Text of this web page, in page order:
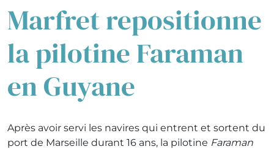
Marfret repositionne
la pilotine Faraman
en Guyane
Après avoir servi les navires qui entrent et sortent du
port de Marseille durant 16 ans, la pilotine Faraman